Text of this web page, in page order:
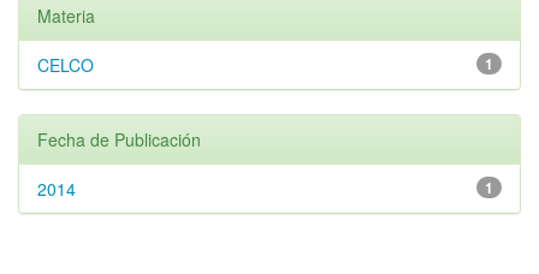
Materia
1
CELCO
Fecha de Publicación
1
2014